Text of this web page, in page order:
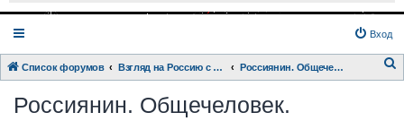
Вход
Список форумов Взгляд на Россию с разных точек зрения. Россиянин. Общечеловек.
Россиянин. Общечеловек.